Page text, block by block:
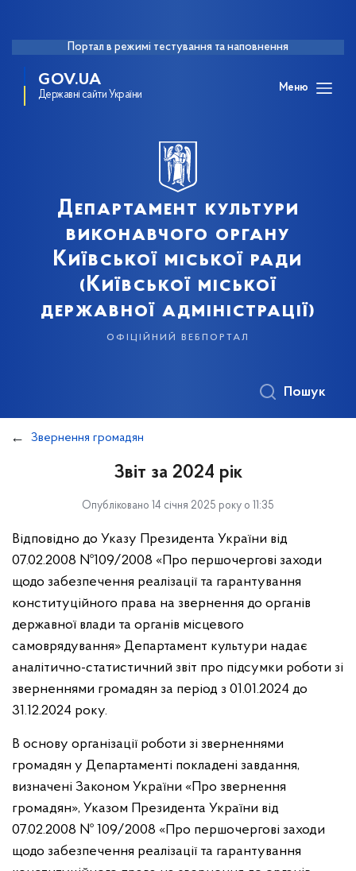
Портал в режимі тестування та наповнення
GOV.UA
Державні сайти України
Меню
Департамент культури
виконавчого органу
Київської міської ради
(Київської міської
державної адміністрації)
офіційний вебпортал
Пошук
Звернення громадян
Звіт за 2024 рік
Опубліковано 14 січня 2025 року о 11:35
Відповідно до Указу Президента України від
07.02.2008 №109/2008 «Про першочергові заходи
щодо забезпечення реалізації та гарантування
конституційного права на звернення до органів
державної влади та органів місцевого
самоврядування» Департамент культури надає
аналітично-статистичний звіт про підсумки роботи зі
зверненнями громадян за період з 01.01.2024 до
31.12.2024 року.
В основу організації роботи зі зверненнями
громадян у Департаменті покладені завдання,
визначені Законом України «Про звернення
громадян», Указом Президента України від
07.02.2008 № 109/2008 «Про першочергові заходи
щодо забезпечення реалізації та гарантування